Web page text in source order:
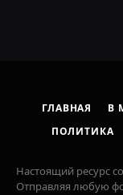
ГЛАВНАЯ В
ПОЛИТИКА
Настоящий ресурс
Отправляя любую